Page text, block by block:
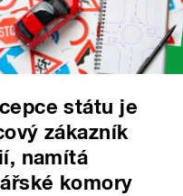
státu je
zákazník
namítá
komory